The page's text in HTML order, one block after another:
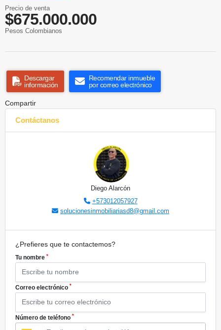
Precio de venta
$675.000.000
Pesos Colombianos
Descargar
información
Recomendar inmueble
por correo electrónico
Compartir
Contáctanos
Diego Alarcón
+573012057927
solucionesinmobiliariasd8@gmail.com
¿Prefieres que te contactemos?
Tu nombre *
Correo electrónico *
Número de teléfono *